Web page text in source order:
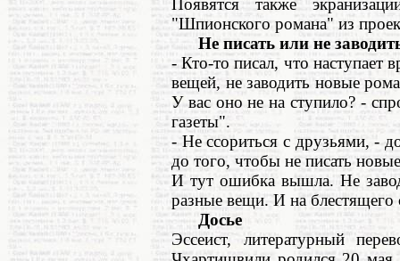
Появятся также
"Шпионского романа" из
Не писать или не
- Кто-то писал, что наступает
вещей, не заводить новые
У вас оно не на ступило? -
газеты".
- Не ссориться с друзьями, -
до того, чтобы не писать
И тут ошибка вышла. Не
разные вещи. И на блестящего
Досье
Эссеист, литературный